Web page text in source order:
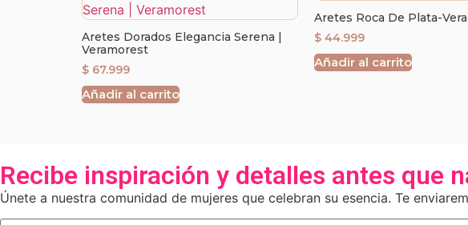
Aretes Dorados Elegancia Serena |
Veramorest
$ 67.999
Añadir al carrito
Aretes Roca De Plata-
$ 44.999
Añadir al carrito
Recibe inspiración y detalles antes que
Únete a nuestra comunidad de mujeres que celebran su esencia. Te